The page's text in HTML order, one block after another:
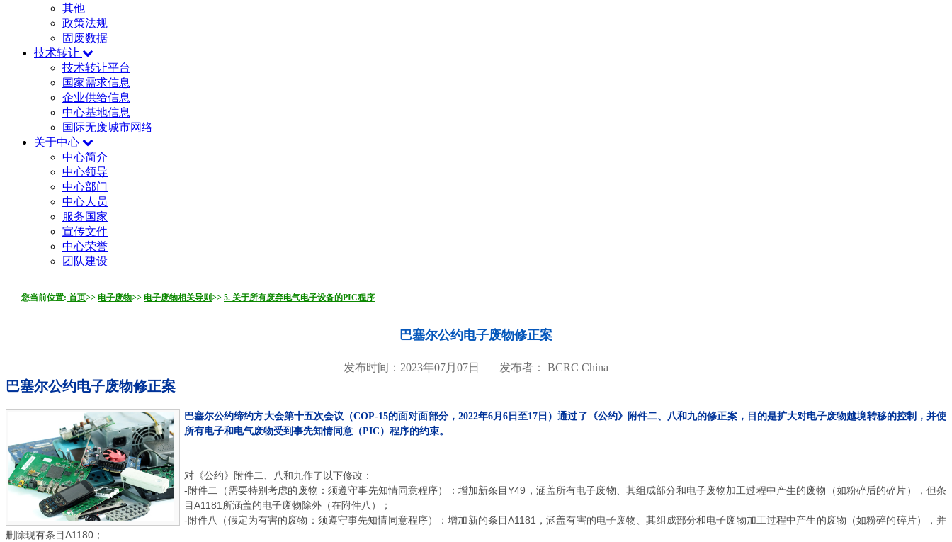
其他
政策法规
固废数据
技术转让
技术转让平台
国家需求信息
企业供给信息
中心基地信息
国际无废城市网络
关于中心
中心简介
中心领导
中心部门
中心人员
服务国家
宣传文件
中心荣誉
团队建设
您当前位置: 首页>> 电子废物>> 电子废物相关导则>> 5. 关于所有废弃电气电子设备的PIC程序
巴塞尔公约电子废物修正案
发布时间：2023年07月07日 发布者： BCRC China
巴塞尔公约电子废物修正案
巴塞尔公约缔约方大会第十五次会议（COP-15的面对面部分，2022年6月6日至17日）通过了《公约》附件二、八和九的修正案，目的是扩大对电子废物越境转移的控制，并使
所有电子和电气废物受到事先知情同意（PIC）程序的约束。
对《公约》附件二、八和九作了以下修改：
-附件二（需要特别考虑的废物：须遵守事先知情同意程序）：增加新条目Y49，涵盖所有电子废物、其组成部分和电子废物加工过程中产生的废物（如粉碎后的碎片），但条
目A1181所涵盖的电子废物除外（在附件八）；
-附件八（假定为有害的废物：须遵守事先知情同意程序）：增加新的条目A1181，涵盖有害的电子废物、其组成部分和电子废物加工过程中产生的废物（如粉碎的碎片），并
删除现有条目A1180；